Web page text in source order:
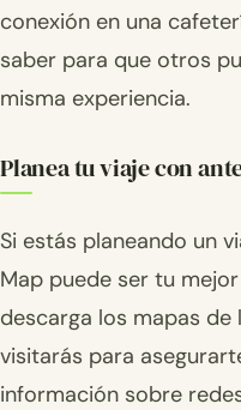
conexión en una
saber para que otros
misma experiencia.
Planea tu viaje con
Si estás planeando un
Map puede ser tu
descarga los mapas de
visitarás para
información sobre